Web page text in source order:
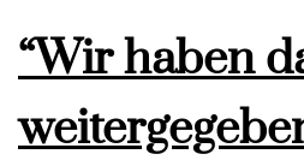
“Wir haben